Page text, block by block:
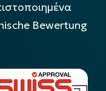
Bewertung